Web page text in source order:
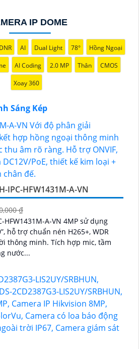
IP DOME
AI Dual Light 78° Hồng Ngoại
AI Coding 2.0 MP Thân CMOS
Xoay 360
Sáng Kép
IPC-HFW1431M-A-VN
₫
HFW1431M-A-VN 4MP sử dụng
hỗ trợ chuẩn nén H265+, WDR
Tích hợp mic, tầm
nước...